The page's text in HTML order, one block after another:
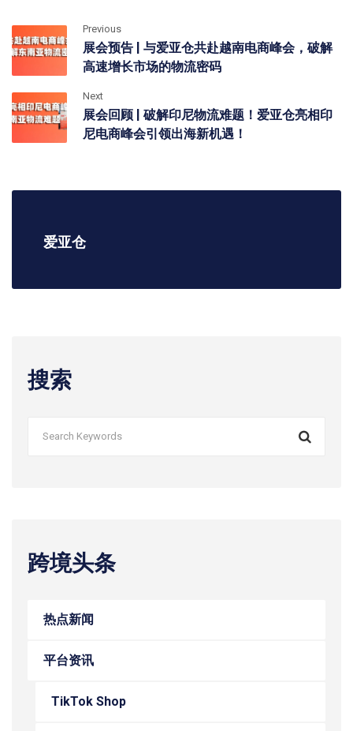
Previous
展会预告 | 与爱亚仓共赴越南电商峰会，破解
高速增长市场的物流密码
Next
展会回顾 | 破解印尼物流难题！爱亚仓亮相印
尼电商峰会引领出海新机遇！
爱亚仓
搜索
跨境头条
热点新闻
平台资讯
TikTok Shop